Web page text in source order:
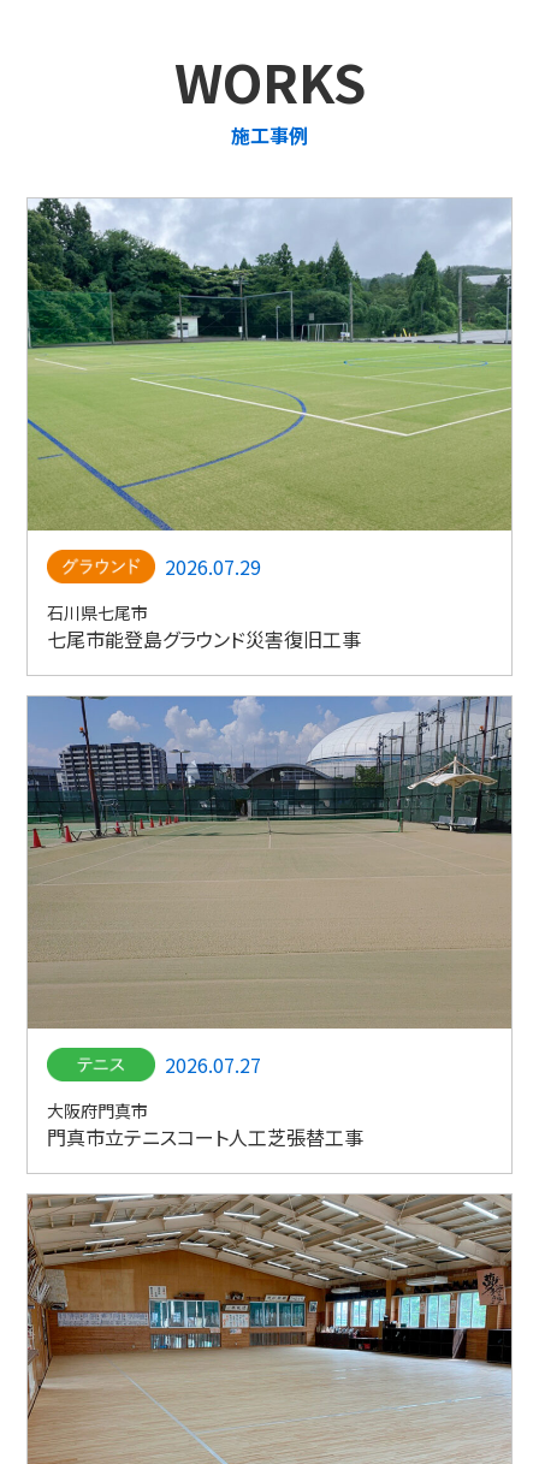
WORKS
施工事例
2026.07.29
石川県七尾市
七尾市能登島グラウンド災害復旧工事
2026.07.27
大阪府門真市
門真市立テニスコート人工芝張替工事